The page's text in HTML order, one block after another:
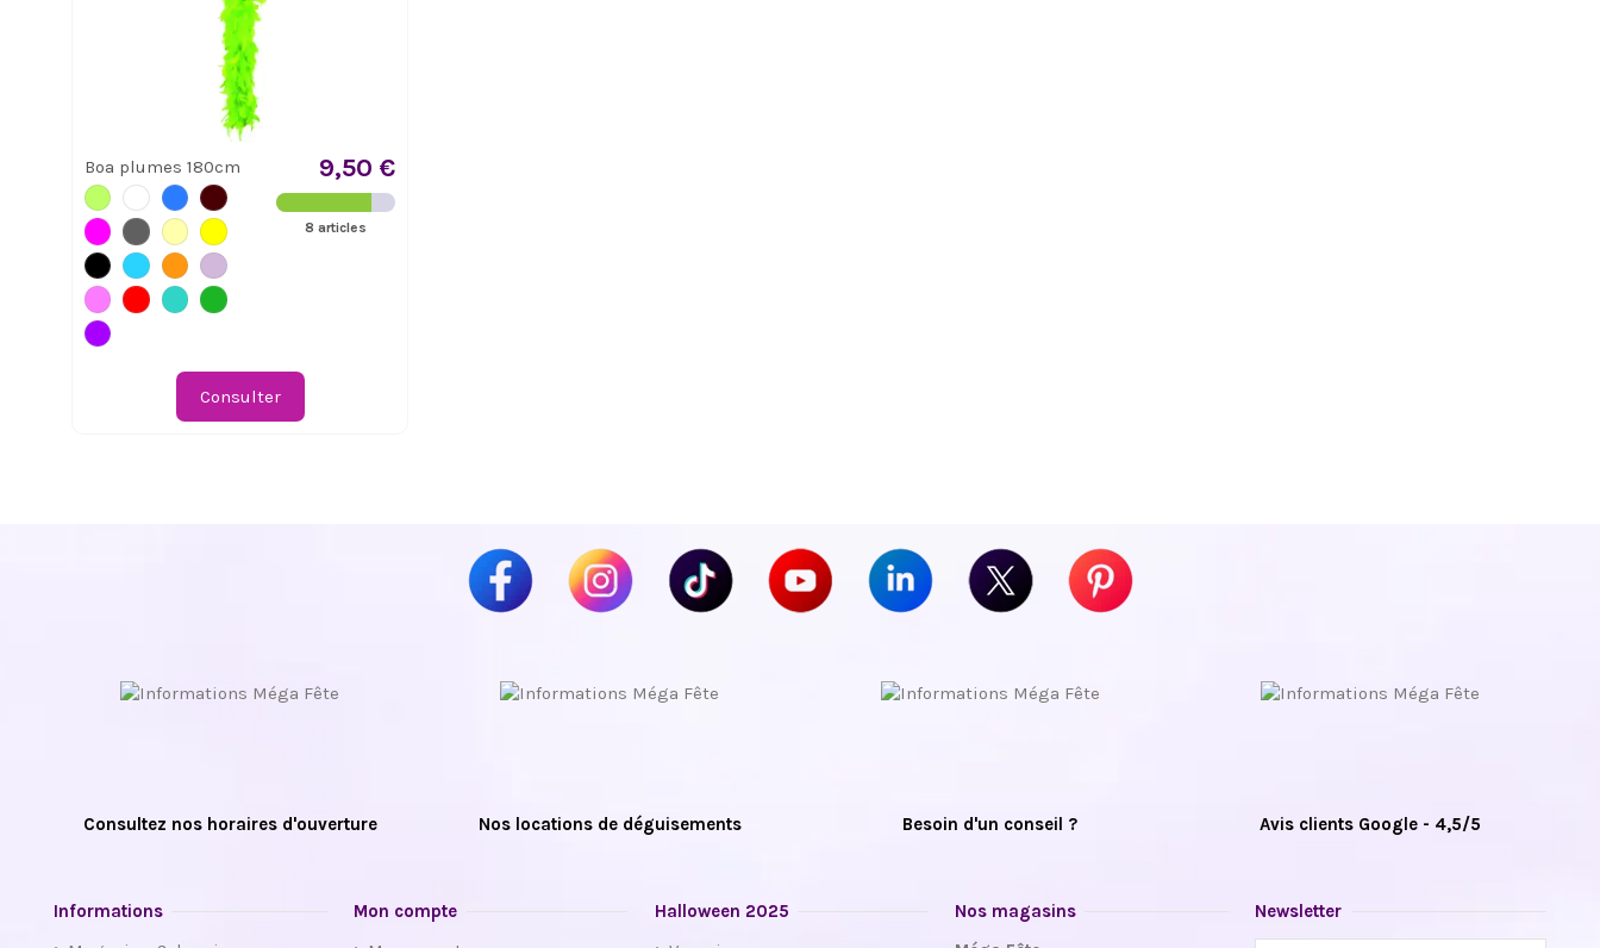
Boa plumes 180cm 9,50 €
8 articles
Consulter
Consultez nos horaires d'ouverture Nos locations de déguisements Besoin d'un conseil ? Avis clients Google - 4,5/5
Informations
Mon compte
Halloween 2025
Nos magasins
Newsletter